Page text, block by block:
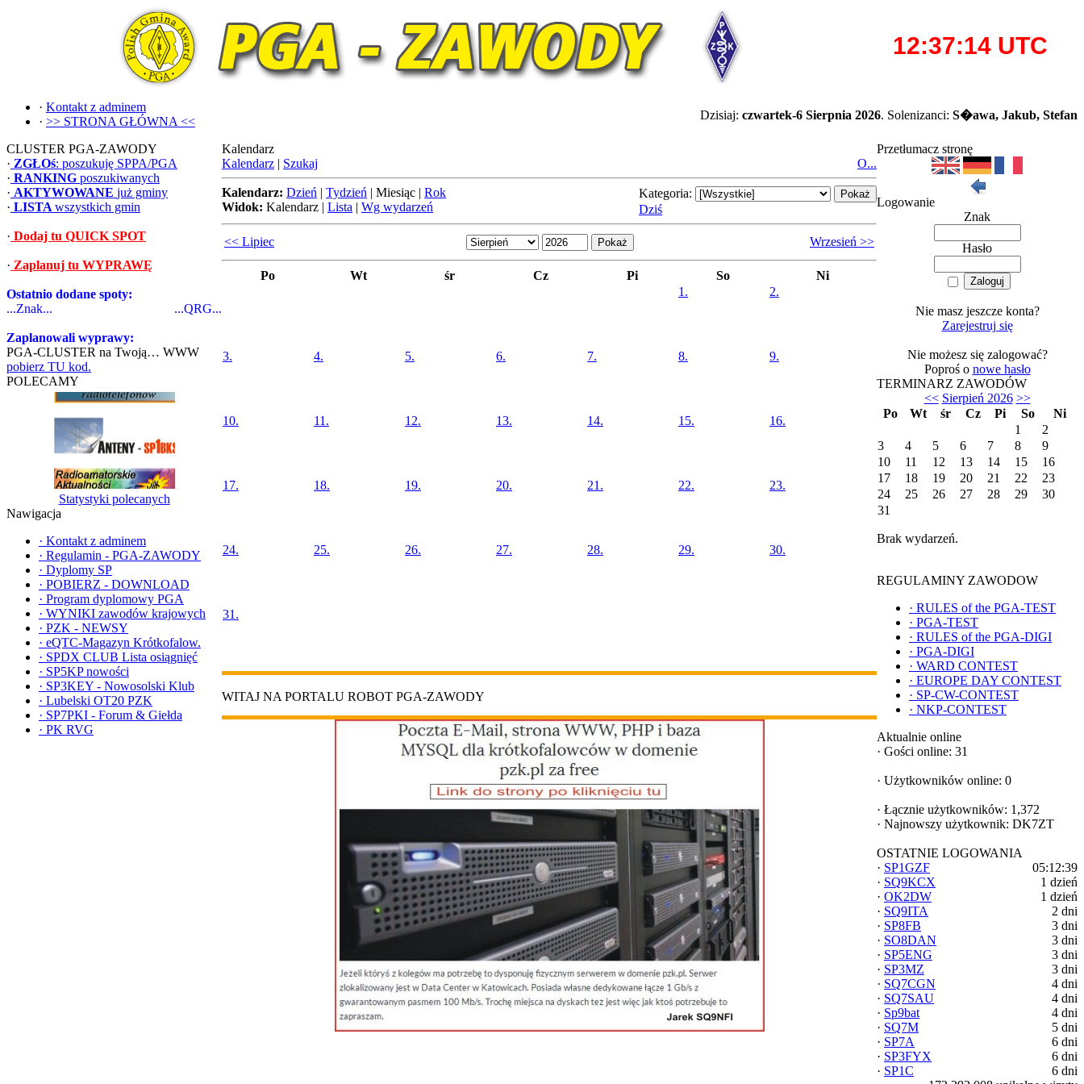
· Kontakt z adminem
· >> STRONA GŁÓWNA << Dzisiaj: czwartek-6 Sierpnia 2026. Solenizanci: S�awa, Jakub, Stefan
CLUSTER PGA-ZAWODY
· ZGŁOś: poszukuję SPPA/PGA
· RANKING poszukiwanych
· AKTYWOWANE już gminy
· LISTA wszystkich gmin
· Dodaj tu QUICK SPOT
· Zaplanuj tu WYPRAWĘ
Ostatnio dodane spoty:
...Znak...
...QRG...
Zaplanowali wyprawy:
PGA-CLUSTER na Twoją… WWW
pobierz TU kod.
POLECAMY
Statystyki polecanych
Nawigacja
· Kontakt z adminem
· Regulamin - PGA-ZAWODY
· Dyplomy SP
· POBIERZ - DOWNLOAD
· Program dyplomowy PGA
· WYNIKI zawodów krajowych
· PZK - NEWSY
· eQTC-Magazyn Krótkofalow.
· SPDX CLUB Lista osiągnięć
· SP5KP nowości
· SP3KEY - Nowosolski Klub
· Lubelski OT20 PZK
· SP7PKI - Forum & Giełda
· PK RVG
Kalendarz
Kalendarz | Szukaj O...
Kalendarz: Dzień | Tydzień | Miesiąc | Rok
Widok: Kalendarz | Lista | Wg wydarzeń
Kategoria:
Dziś
<< Lipiec Wrzesień >>
Po Wt śr Cz Pi So
Ni
1.
2.
3. 4. 5. 6. 7. 8. 9.
10. 11. 12. 13. 14. 15. 16.
17. 18. 19. 20. 21. 22. 23.
24. 25. 26. 27. 28. 29. 30.
31.
WITAJ NA PORTALU ROBOT PGA-ZAWODY
Przetłumacz stronę
Logowanie
Znak
Hasło
Nie masz jeszcze konta?
Zarejestruj się
Nie możesz się zalogować?
Poproś o nowe hasło
TERMINARZ ZAWODÓW
<< Sierpień 2026 >>
Po
Wt śr Cz Pi So
Ni
1
2
3
4 5 6 7 8
9
10
11 12 13 14 15
16
17
18 19 20 21 22
23
24
25 26 27 28 29
30
31
Brak wydarzeń.
REGULAMINY ZAWODOW
· RULES of the PGA-TEST
· PGA-TEST
· RULES of the PGA-DIGI
· PGA-DIGI
· WARD CONTEST
· EUROPE DAY CONTEST
· SP-CW-CONTEST
· NKP-CONTEST
Aktualnie online
· Gości online: 31
· Użytkowników online: 0
· Łącznie użytkowników: 1,372
· Najnowszy użytkownik: DK7ZT
OSTATNIE LOGOWANIA
· SP1GZF
05:12:39
· SQ9KCX
1 dzień
· OK2DW
1 dzień
· SQ9ITA
2 dni
· SP8FB
3 dni
· SO8DAN
3 dni
· SP5ENG
3 dni
· SP3MZ
3 dni
· SQ7CGN
4 dni
· SQ7SAU
4 dni
· Sp9bat
4 dni
· SQ7M
5 dni
· SP7A
6 dni
· SP3FYX
6 dni
· SP1C
6 dni